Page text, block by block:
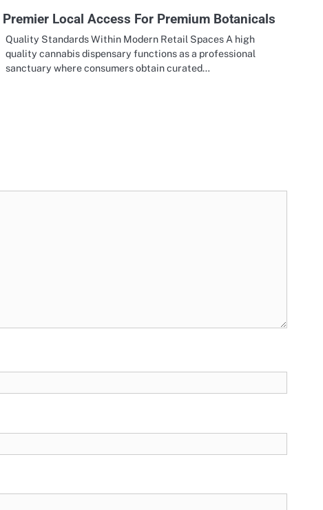
Premier Local Access For Premium Botanicals
Quality Standards Within Modern Retail Spaces A high
quality cannabis dispensary functions as a professional
sanctuary where consumers obtain curated…